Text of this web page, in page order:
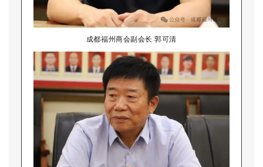
成都福州商会副会长 郭可清